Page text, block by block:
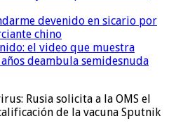
devenido en sicario por
chino
el video que muestra
deambula semidesnuda
Rusia solicita a la OMS el
de la vacuna Sputnik